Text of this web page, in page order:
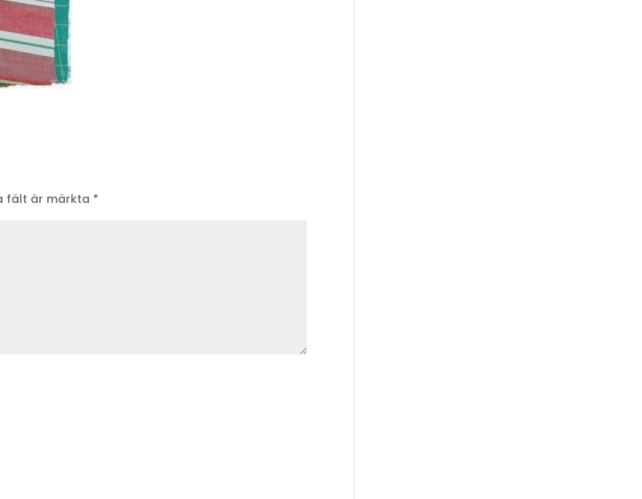
fält är märkta *